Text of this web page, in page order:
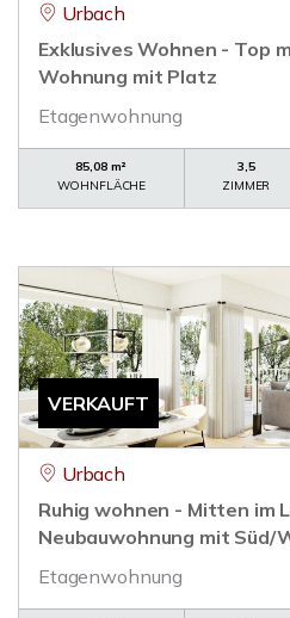
Urbach
Exklusives Wohnen - Top
Wohnung mit Platz
Etagenwohnung
85,08 m²
WOHNFLÄCHE
3,5
ZIMMER
VERKAUFT
Urbach
Ruhig wohnen - Mitten im
Neubauwohnung mit Süd/
Etagenwohnung